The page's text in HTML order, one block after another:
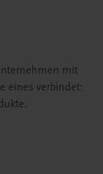
mit
eines verbindet: